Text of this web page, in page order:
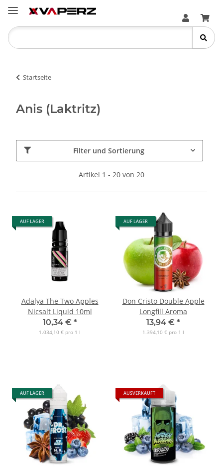
Startseite
Anis (Laktritz)
Filter und Sortierung
Artikel 1 - 20 von 20
AUF LAGER
Adalya The Two Apples
Nicsalt Liquid 10ml
10,34 € *
1.034,10 € pro 1 l
AUF LAGER
Don Cristo Double Apple
Longfill Aroma
13,94 € *
1.394,10 € pro 1 l
AUF LAGER AUSVERKAUFT